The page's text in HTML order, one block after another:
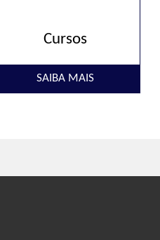
Cursos
SAIBA MAIS